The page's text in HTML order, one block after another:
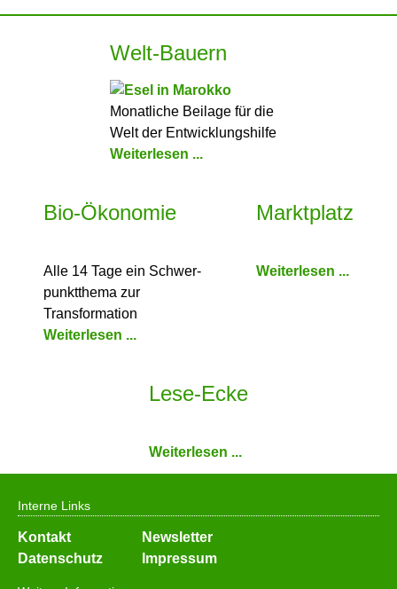
Welt-Bauern
Monatliche Beilage für die
Welt der Entwicklungshilfe
Weiterlesen ...
Bio-Ökonomie
Alle 14 Tage ein Schwer­
punkt­thema zur
Transformation
Weiterlesen ...
Marktplatz
Weiterlesen ...
Lese-Ecke
Weiterlesen ...
Interne Links
Navigation
überspringen
Kontakt
Newsletter
Datenschutz
Impressum